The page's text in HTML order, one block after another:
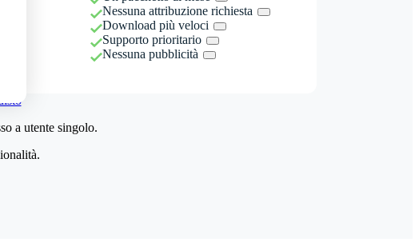
Nessuna attribuzione richiesta
Download più veloci
Supporto prioritario
Nessuna pubblicità
a utente singolo.